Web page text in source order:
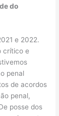
do
e 2022.
crítico e
penal
de acordos
penal,
posse dos